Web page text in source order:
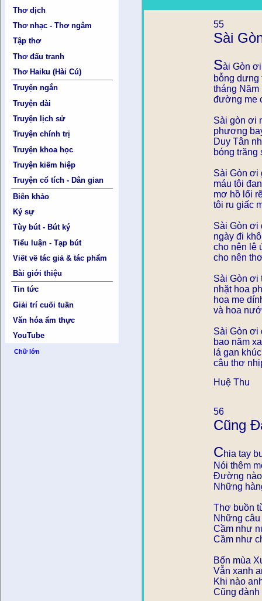
Thơ dịch
Thơ nhạc - Thơ ngâm
Tập thơ
Thơ đấu tranh
Thơ Haiku (Hài Cú)
Truyện ngắn
Truyện dài
Truyện lịch sử
Truyện chính trị
Truyện khoa học
Truyện kiếm hiệp
Truyện cổ tích - Dân gian
Biên khảo
Ký sự
Tùy bút - Bút ký
Tiểu luận - Tạp bút
Viết về tác giả & tác phẩm
Bài giới thiệu
Tin tức
Giải trí cuối tuần
Văn hóa ẩm thực
YouTube
Chữ lớn
55
Sài
Sài Gòn
bỗng dưng
tháng
đường me
Sài gòn ơi
phượng
Duy Tân
bóng trăng
Sài Gòn ơi
máu tôi
mơ hồ lối
tôi ru giấc
Sài Gòn ơi
ngày đi
cho nên lệ
cho nên
Sài Gòn ơi
nhặt hoa
hoa me
và hoa
Sài Gòn ơi
bao năm
lá gan
câu thơ
Huệ Thu
56
Cũng
Chia tay
Nói thêm
Ðường
Những
Thơ buồn
Những
Cầm như
Cầm như
Bốn mùa
Vẫn xanh
Khi nào
Cũng đành